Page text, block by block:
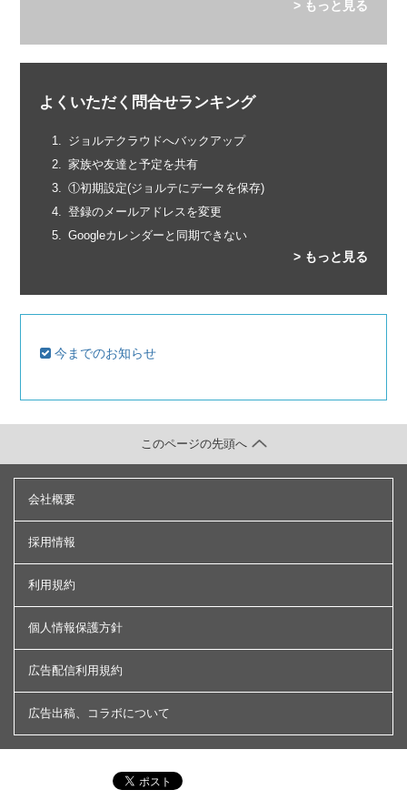
> もっと見る
よくいただく問合せランキング
ジョルテクラウドへバックアップ
家族や友達と予定を共有
①初期設定(ジョルテにデータを保存)
登録のメールアドレスを変更
Googleカレンダーと同期できない
> もっと見る
今までのお知らせ
会社概要
採用情報
利用規約
個人情報保護方針
広告配信利用規約
広告出稿、コラボについて
このページの先頭へ